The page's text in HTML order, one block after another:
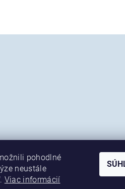
pohodlné
neustále
Viac informácií